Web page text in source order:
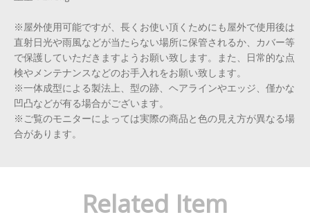
※屋外使用可能ですが、長くお使い頂くためにも屋外で使用後は
直射日光や雨風などが当たらない場所に保管されるか、カバー等
で保護していただきますようお願い致します。また、日常的な点
検やメンテナンスなどのお手入れをお願い致します。
※一体成型による製法上、型の跡、ヘアラインやエッジ、僅かな
凹凸などが有る場合がございます。
※ご覧のモニターによっては実際の商品と色の見え方が異なる場
合があります。
Related Item